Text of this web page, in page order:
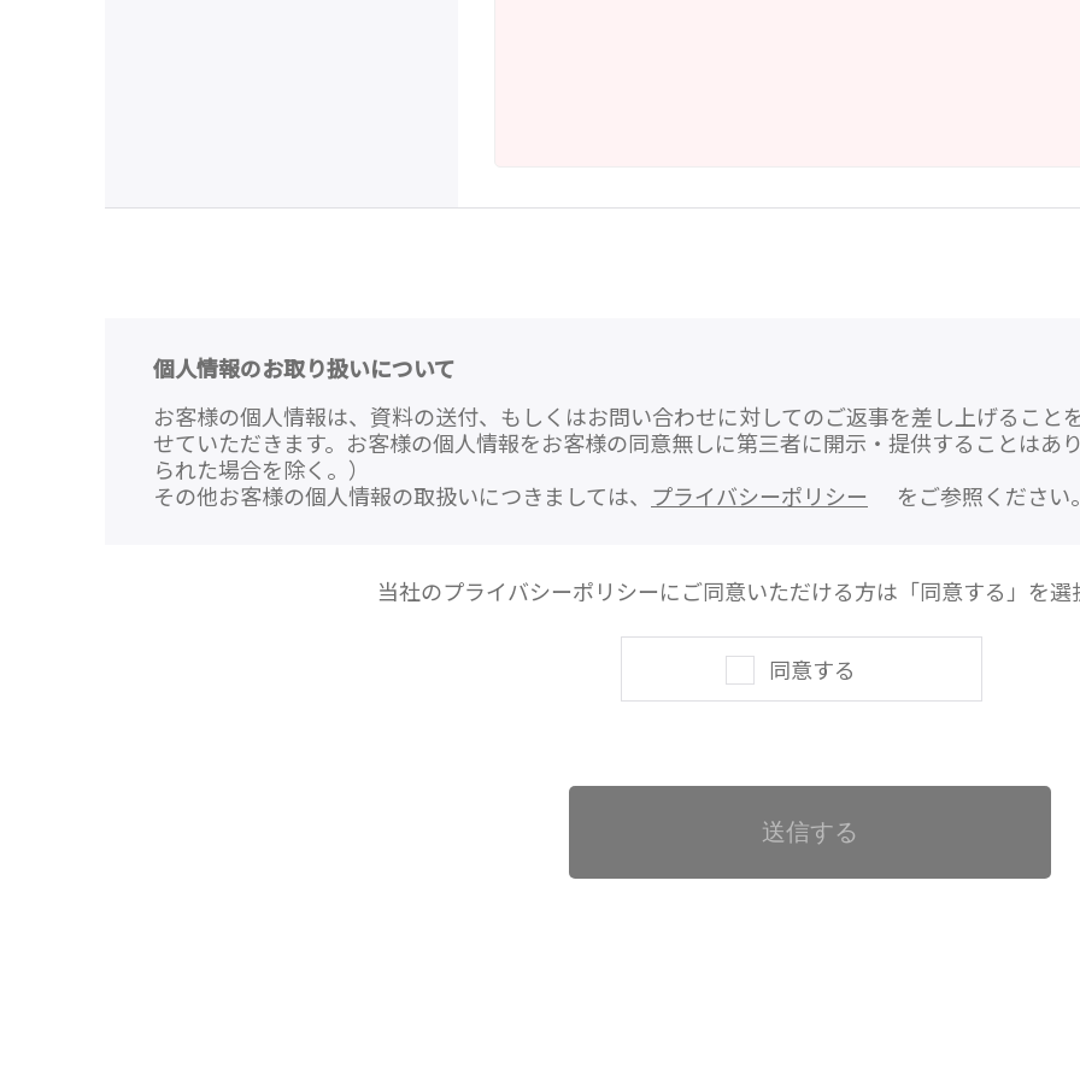
個人情報のお取り扱いについて
お客様の個人情報は、資料の送付、もしくはお問い合わせに対してのご返事を差し上げること
せていただきます。お客様の個人情報をお客様の同意無しに第三者に開示・提供することはあ
られた場合を除く。）
その他お客様の個人情報の取扱いにつきましては、 プライバシーポリシー をご参照ください。
当社のプライバシーポリシーにご同意いただける方は「同意する」を選
同意する